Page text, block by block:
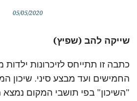
05/05/2020
שייקה להב (שפיץ)
כתבה זו תתייחס לזיכרונות
החמישים ועד מבצע סיני. שיכון
"השיכון" בפי תושבי המקום